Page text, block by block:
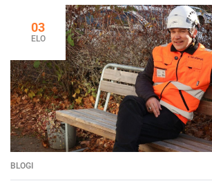
03
ELO
BLOGI